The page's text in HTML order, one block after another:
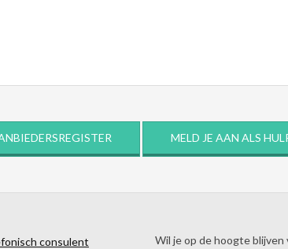
MELD JE AAN ALS
consulent
Wil je op de hoogte blijven